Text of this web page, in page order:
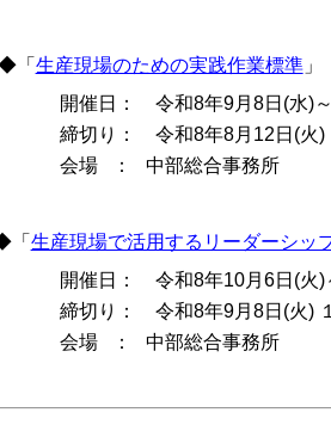
生産現場のための実践作業標準」
日： 令和8年9月8日(水)～
り： 令和8年8月12日(火)
場 ： 中部総合事務所
生産現場で活用するリーダーシッ
日： 令和8年10月6日(火)～
り： 令和8年9月8日(火) １
場 ： 中部総合事務所